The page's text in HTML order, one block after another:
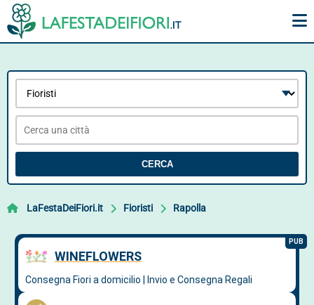
CERCA
LaFestaDeiFiori.it Fioristi Rapolla